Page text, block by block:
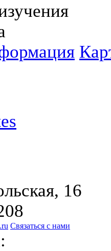
16
Связаться с нами